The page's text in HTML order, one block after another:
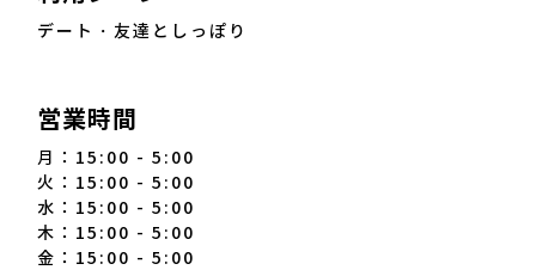
デート・友達としっぽり
営業時間
月：15:00 - 5:00
火：15:00 - 5:00
水：15:00 - 5:00
木：15:00 - 5:00
金：15:00 - 5:00